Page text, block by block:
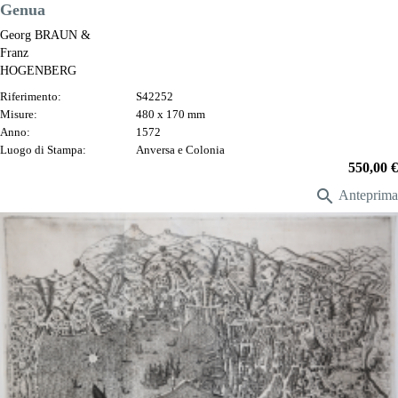
Genua
Georg BRAUN &
Franz
HOGENBERG
Riferimento:
S42252
Misure:
480 x 170 mm
Anno:
1572
Luogo di Stampa:
Anversa e Colonia
Prezzo
550,00 €
 Anteprima